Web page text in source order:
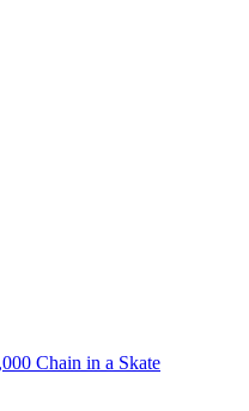
Chain in a Skate